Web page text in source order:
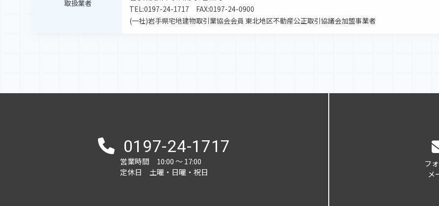
取扱業者
TEL:0197-24-1717 FAX:0197-24-0900
(一社)岩手県宅地建物取引業協会会員 東北地区不動産公正取引協議会加盟事業者
0197-24-1717
営業時間 10:00 ～ 17:00
定休日 土曜・日曜・祝日
フ
メ